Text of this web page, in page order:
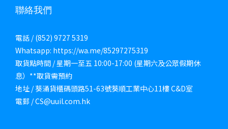
聯絡我們
電話 / (852) 9727 5319
Whatsapp: https://wa.me/85297275319
取貨點時間 / 星期一至五 10:00-17:00 (星期六及公眾假期休
息）**取貨需預約
地址 / 葵涌貨櫃碼頭路51-63號葵順工業中心11樓 C&D室
電郵 / CS@uuil.com.hk